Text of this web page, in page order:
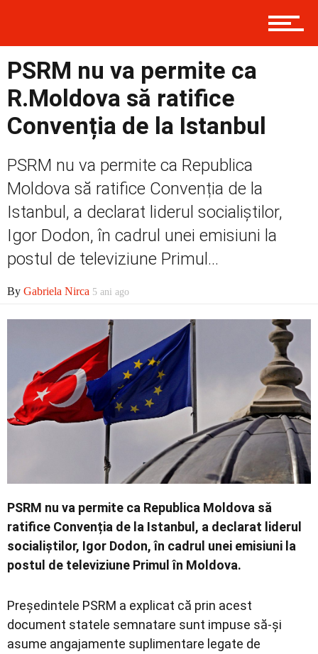
Politică
Externe
Social
Contact
PSRM nu va permite ca
R.Moldova să ratifice
Convenția de la Istanbul
PSRM nu va permite ca Republica
Moldova să ratifice Convenția de la
Istanbul, a declarat liderul socialiștilor,
Igor Dodon, în cadrul unei emisiuni la
postul de televiziune Primul...
By Gabriela Nirca 5 ani ago
PSRM nu va permite ca Republica Moldova să
ratifice Convenția de la Istanbul, a declarat liderul
socialiștilor, Igor Dodon, în cadrul unei emisiuni la
postul de televiziune Primul în Moldova.
Președintele PSRM a explicat că prin acest
document statele semnatare sunt impuse să-și
asume angajamente suplimentare legate de